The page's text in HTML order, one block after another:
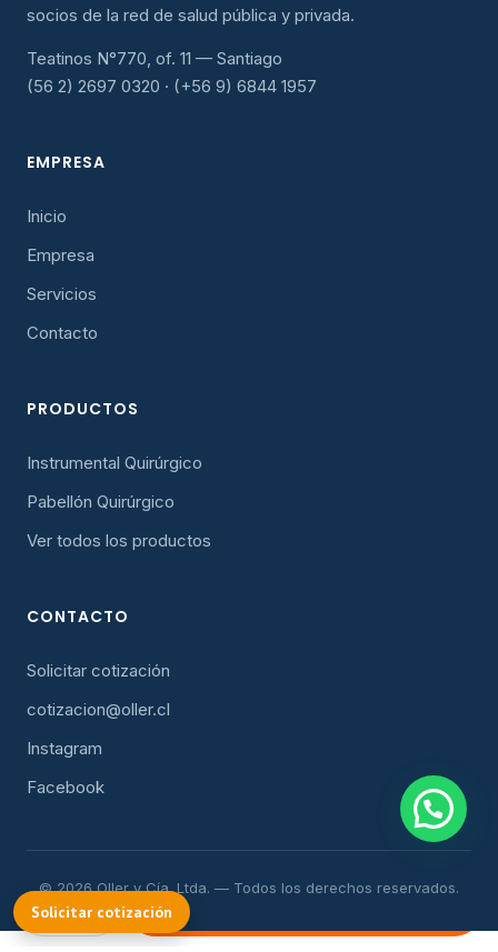
socios de la red de salud pública y privada.
Teatinos N°770, of. 11 — Santiago
(56 2) 2697 0320 · (+56 9) 6844 1957
EMPRESA
Inicio
Empresa
Servicios
Contacto
PRODUCTOS
Instrumental Quirúrgico
Pabellón Quirúrgico
Ver todos los productos
CONTACTO
Solicitar cotización
cotizacion@oller.cl
Instagram
Facebook
© 2026 Oller y Cía. Ltda. — Todos los derechos reservados.
Solicitar cotización